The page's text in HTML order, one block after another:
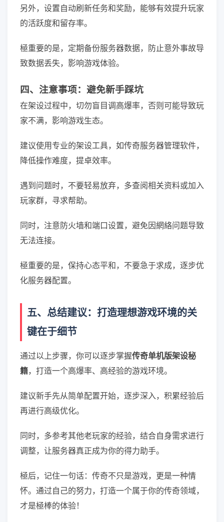
另外，设置自动刷新任务和奖励，能够有效提升玩家
的活跃度和留存率。
極重要的是，定期备份服务器数据，防止意外事故导
致数据丢失，影响游戏体验。
四、注意事项：避免新手踩坑
在架设过程中，切勿盲目调高爆率，否则可能导致玩
家不满，影响游戏生态。
建议使用专业的架设工具，如传奇服务器管理软件，
降低操作难度，提卓效率。
遇到问题时，不要轻易放弃，多查阅相关资料或加入
玩家群，寻求帮助。
同时，注意防火墙和端口设置，避免因網絡问题导致
无法连接。
極重要的是，保持心态平和，不要急于求成，逐步优
化服务器配置。
五、总结建议：打造理想游戏环境的关
键在于细节
通过以上步骤，你可以逐步掌握传奇单机版架设秘
籍，打造一个高爆率、高经验的游戏环境。
建议新手先从简单配置开始，逐步深入，积累经验后
再进行高级优化。
同时，多参考其他老玩家的经验，结合自身需求进行
调整，让服务器真正成为你的得力助手。
極后，记住一句话：传奇不只是游戏，更是一种情
怀。通过自己的努力，打造一个属于你的传奇领域，
才是極棒的体验！